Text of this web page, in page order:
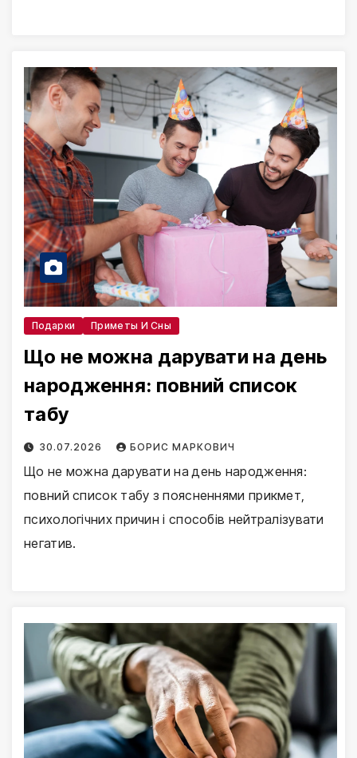
Подарки Приметы И Сны
Що не можна дарувати на день
народження: повний список
табу
30.07.2026 БОРИС МАРКОВИЧ
Що не можна дарувати на день народження:
повний список табу з поясненнями прикмет,
психологічних причин і способів нейтралізувати
негатив.